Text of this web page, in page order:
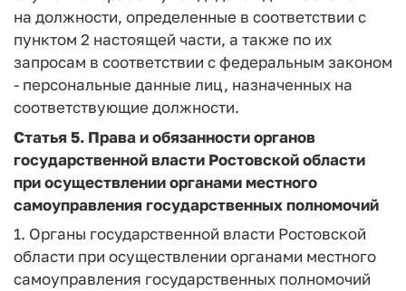
на должности, определенные в соответствии с
пунктом 2 настоящей части, а также по их
запросам в соответствии с федеральным законом
- персональные данные лиц, назначенных на
соответствующие должности.
Статья 5. Права и обязанности органов
государственной власти Ростовской области
при осуществлении органами местного
самоуправления государственных полномочий
1. Органы государственной власти Ростовской
области при осуществлении органами местного
самоуправления государственных полномочий